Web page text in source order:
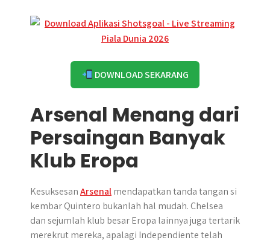
DOWNLOAD SEKARANG
Arsenal Menang dari
Persaingan Banyak
Klub Eropa
KesuksesanArsenalmendapatkan tanda tangan si
kembar Quintero bukanlah hal mudah. Chelsea
dan sejumlah klub besar Eropa lainnya juga tertarik
merekrut mereka, apalagi Independiente telah